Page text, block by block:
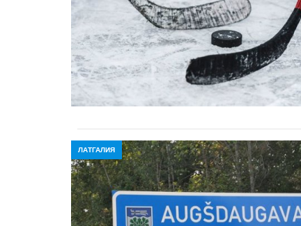
ЛАТГАЛИЯ